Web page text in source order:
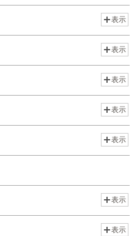
表示
表示
表示
表示
表示
表示
表示